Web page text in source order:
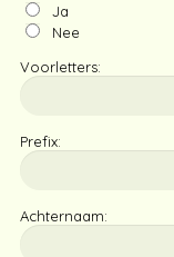
Ja
Nee
Voorletters:
Prefix:
Achternaam: